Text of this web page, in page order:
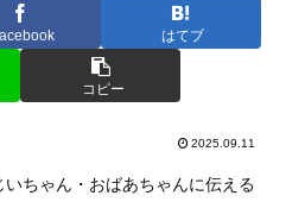
はてブ
コピー
2025.09.11
ちゃん・おばあちゃんに伝える